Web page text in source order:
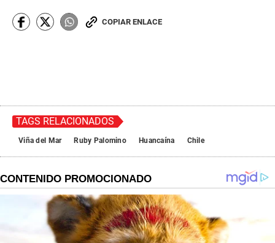
COPIAR ENLACE
TAGS RELACIONADOS
Viña del Mar Ruby Palomino Huancaína Chile